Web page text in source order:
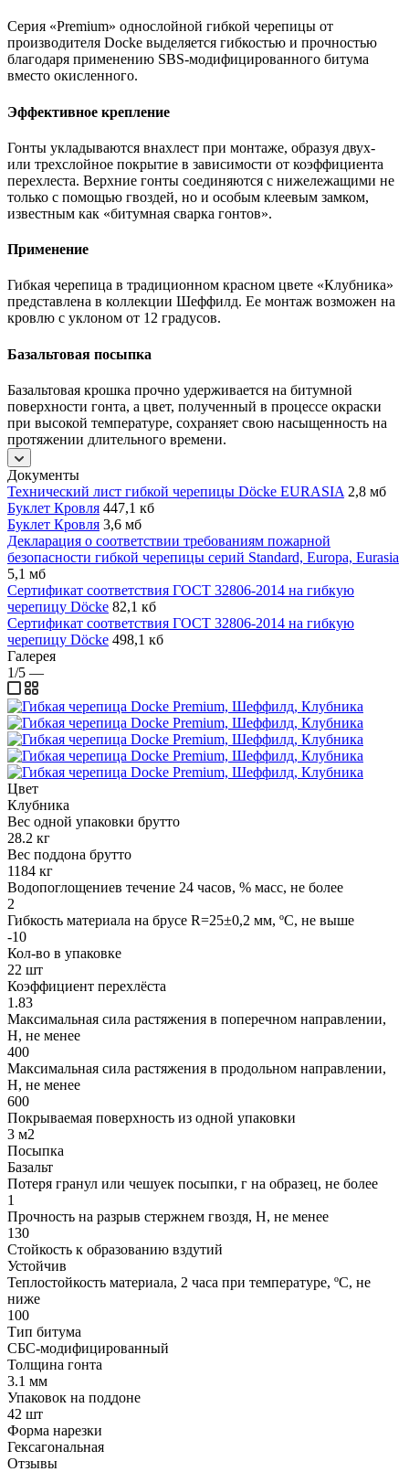
Серия «Premium» однослойной гибкой черепицы от
производителя Docke выделяется гибкостью и прочностью
благодаря применению SBS-модифицированного битума
вместо окисленного.
Эффективное крепление
Гонты укладываются внахлест при монтаже, образуя двух-
или трехслойное покрытие в зависимости от коэффициента
перехлеста. Верхние гонты соединяются с нижележащими не
только с помощью гвоздей, но и особым клеевым замком,
известным как «битумная сварка гонтов».
Применение
Гибкая черепица в традиционном красном цвете «Клубника»
представлена в коллекции Шеффилд. Ее монтаж возможен на
кровлю с уклоном от 12 градусов.
Базальтовая посыпка
Базальтовая крошка прочно удерживается на битумной
поверхности гонта, а цвет, полученный в процессе окраски
при высокой температуре, сохраняет свою насыщенность на
протяжении длительного времени.
Документы
Технический лист гибкой черепицы Döcke EURASIA 2,8 мб
Буклет Кровля 447,1 кб
Буклет Кровля 3,6 мб
Декларация о соответствии требованиям пожарной
безопасности гибкой черепицы серий Standard, Europa, Eurasia
5,1 мб
Сертификат соответствия ГОСТ 32806-2014 на гибкую
черепицу Döcke 82,1 кб
Сертификат соответствия ГОСТ 32806-2014 на гибкую
черепицу Döcke 498,1 кб
Галерея
1/5 —
Цвет
Клубника
Вес одной упаковки брутто
28.2 кг
Вес поддона брутто
1184 кг
Водопоглощениев течение 24 часов, % масс, не более
2
Гибкость материала на брусе R=25±0,2 мм, ºС, не выше
-10
Кол-во в упаковке
22 шт
Коэффициент перехлёста
1.83
Максимальная сила растяжения в поперечном направлении,
Н, не менее
400
Максимальная сила растяжения в продольном направлении,
Н, не менее
600
Покрываемая поверхность из одной упаковки
3 м2
Посыпка
Базальт
Потеря гранул или чешуек посыпки, г на образец, не более
1
Прочность на разрыв стержнем гвоздя, Н, не менее
130
Стойкость к образованию вздутий
Устойчив
Теплостойкость материала, 2 часа при температуре, ºС, не
ниже
100
Тип битума
СБС-модифицированный
Толщина гонта
3.1 мм
Упаковок на поддоне
42 шт
Форма нарезки
Гексагональная
Отзывы